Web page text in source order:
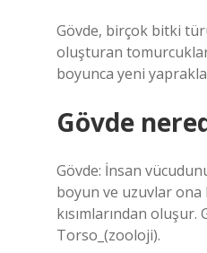
Gövde, birçok bitki
oluşturan tomurcuklar
boyunca yeni
Gövde
Gövde: İnsan
boyun ve uzuvlar ona
kısımlarından
Torso_(zooloji).